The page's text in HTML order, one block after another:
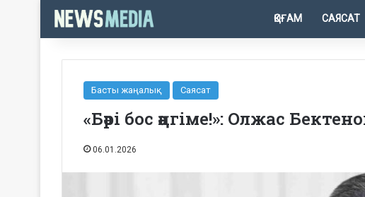
ҚОҒАМ САЯСАТ
Басты жаңалық Саясат
«Бәрі бос әңгіме!»: Олжас
06.01.2026